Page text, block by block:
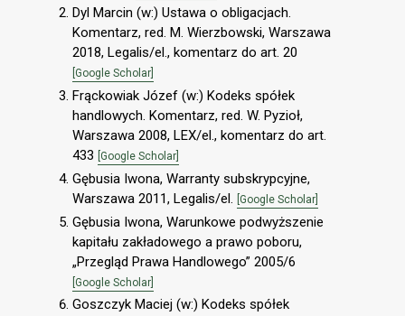
Dyl Marcin (w:) Ustawa o obligacjach.
Komentarz, red. M. Wierzbowski, Warszawa
2018, Legalis/el., komentarz do art. 20
[Google Scholar]
Frąckowiak Józef (w:) Kodeks spółek
handlowych. Komentarz, red. W. Pyzioł,
Warszawa 2008, LEX/el., komentarz do art.
433 [Google Scholar]
Gębusia Iwona, Warranty subskrypcyjne,
Warszawa 2011, Legalis/el. [Google Scholar]
Gębusia Iwona, Warunkowe podwyższenie
kapitału zakładowego a prawo poboru,
„Przegląd Prawa Handlowego” 2005/6
[Google Scholar]
Goszczyk Maciej (w:) Kodeks spółek